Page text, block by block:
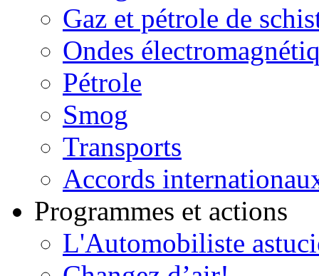
Gaz et pétrole de
Ondes
Pétrole
Smog
Transports
Accords
Programmes et actions
L'Automobiliste